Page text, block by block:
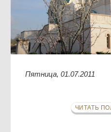
Пятница, 01.07.2011
ЧИТАТЬ